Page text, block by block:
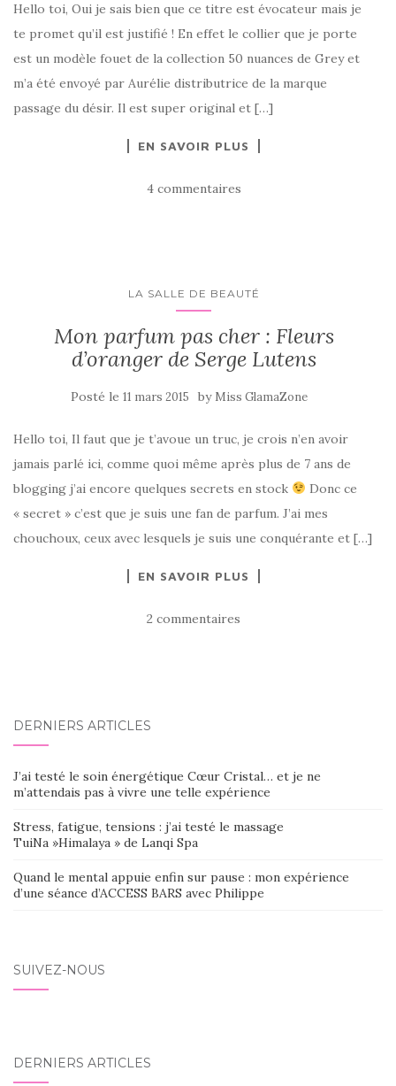
Hello toi, Oui je sais bien que ce titre est évocateur mais je
te promet qu’il est justifié ! En effet le collier que je porte
est un modèle fouet de la collection 50 nuances de Grey et
m’a été envoyé par Aurélie distributrice de la marque
passage du désir. Il est super original et […]
EN SAVOIR PLUS
4 commentaires
LA SALLE DE BEAUTÉ
Mon parfum pas cher : Fleurs
d’oranger de Serge Lutens
Posté le 11 mars 2015 by Miss GlamaZone
Hello toi, Il faut que je t’avoue un truc, je crois n’en avoir
jamais parlé ici, comme quoi même après plus de 7 ans de
blogging j’ai encore quelques secrets en stock
Donc ce
« secret » c’est que je suis une fan de parfum. J’ai mes
chouchoux, ceux avec lesquels je suis une conquérante et […]
EN SAVOIR PLUS
2 commentaires
DERNIERS ARTICLES
J’ai testé le soin énergétique Cœur Cristal… et je ne
m’attendais pas à vivre une telle expérience
Stress, fatigue, tensions : j’ai testé le massage
TuiNa »Himalaya » de Lanqi Spa
Quand le mental appuie enfin sur pause : mon expérience
d’une séance d’ACCESS BARS avec Philippe
SUIVEZ-NOUS
DERNIERS ARTICLES